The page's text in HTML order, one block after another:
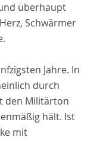
überhaupt
Schwärmer
Jahre. In
durch
den Militärton
hält. Ist
mit